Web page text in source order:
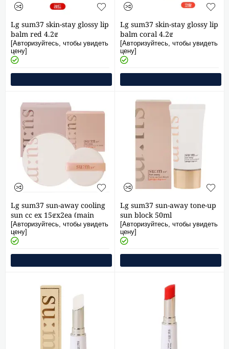
Lg sum37 skin-stay glossy lip
balm red 4.2g
[Авторизуйтесь, чтобы увидеть
цену]
Lg sum37 skin-stay glossy lip
balm coral 4.2g
[Авторизуйтесь, чтобы увидеть
цену]
Lg sum37 sun-away cooling
sun cc ex 15gx2ea (main
product + refill)
[Авторизуйтесь, чтобы увидеть
цену]
Lg sum37 sun-away tone-up
sun block 50ml
[Авторизуйтесь, чтобы увидеть
цену]